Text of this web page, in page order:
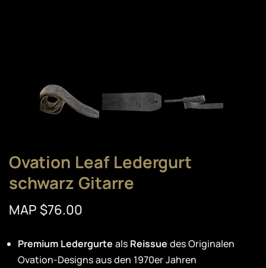
Ovation Leaf Ledergurt
schwarz Gitarre
MAP $76.00
Premium Ledergurte als Reissue des Originalen
Ovation-Designs aus den 1970er Jahren